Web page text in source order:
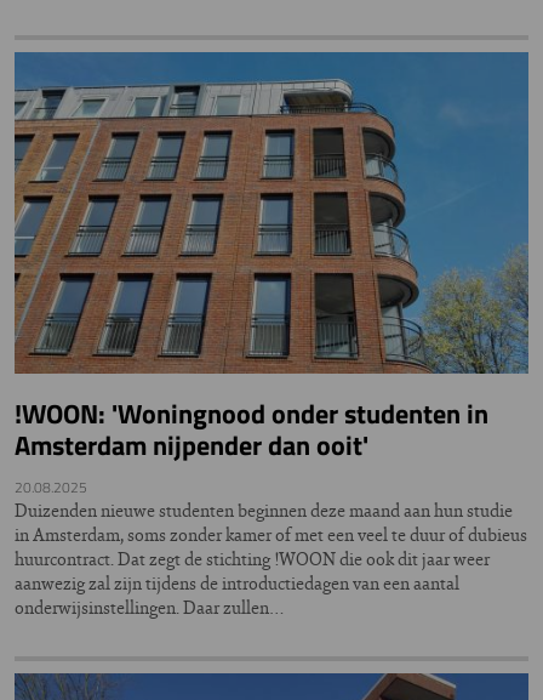
!WOON: 'Woningnood onder studenten in
Amsterdam nijpender dan ooit'
20.08.2025
Duizenden nieuwe studenten beginnen deze maand aan hun studie
in Amsterdam, soms zonder kamer of met een veel te duur of dubieus
huurcontract. Dat zegt de stichting !WOON die ook dit jaar weer
aanwezig zal zijn tijdens de introductiedagen van een aantal
onderwijsinstellingen. Daar zullen…